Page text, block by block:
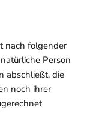
nach folgender
Person
abschließt, die
noch ihrer